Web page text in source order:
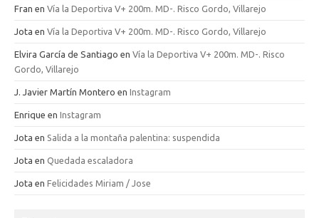
Fran en Vía la Deportiva V+ 200m. MD-. Risco Gordo, Villarejo
Jota en Vía la Deportiva V+ 200m. MD-. Risco Gordo, Villarejo
Elvira García de Santiago en Vía la Deportiva V+ 200m. MD-. Risco
Gordo, Villarejo
J. Javier Martín Montero en Instagram
Enrique en Instagram
Jota en Salida a la montaña palentina: suspendida
Jota en Quedada escaladora
Jota en Felicidades Miriam / Jose